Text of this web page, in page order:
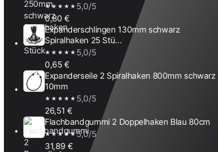
★★★★★ 5,0/5
0,80 €
Expanderschlingen 130mm schwarz
Spiralhaken 25 Stü...
★★★★★ 5,0/5
0,65 €
Expanderseile 2 Spiralhaken 800mm schwarz
10mm
★★★★★ 5,0/5
26,51 €
Flachbandgummi 2 Doppelhaken Blau 80cm
★★★★★5,0/5
31,89 €